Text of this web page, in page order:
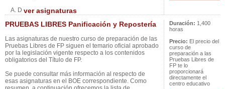
A. D ver asignaturas
PRUEBAS LIBRES Panificación y Repostería
Las asignaturas de nuestro curso de preparación de las
Pruebas Libres de FP siguen el temario oficial aprobado
por la legislación vigente respecto a los contenidos
obligatorios del Título de FP.
Se puede consultar más información al respecto de
esas asignaturas en el BOE correspondiente. Como
Duración: 1,400
horas
Precio: El precio del
curso de
preparación a las
Pruebas Libres de
FP te lo
proporcionará
directamente el
centro educativo